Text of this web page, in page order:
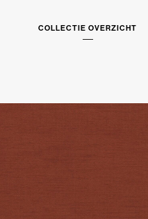
COLLECTIE OVERZICHT